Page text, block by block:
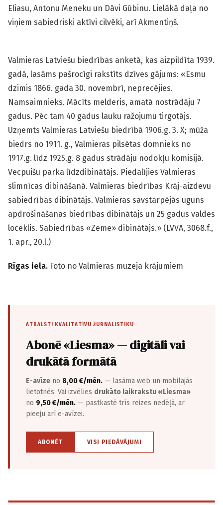
Eliasu, Antonu Meneku un Dāvi Gūbinu. Lielākā daļa no
viņiem sabiedriski aktīvi cilvēki, arī Akmentiņš.
Valmieras Latviešu biedrības anketā, kas aizpildīta 1939.
gadā, lasāms pašrocīgi rakstīts dzīves gājums: «Esmu
dzimis 1866. gada 30. novembrī, neprecējies.
Namsaimnieks. Mācīts melderis, amatā nostrādāju 7
gadus. Pēc tam 40 gadus lauku ražojumu tirgotājs.
Uzņemts Valmieras Latviešu biedrībā 1906.g. 3. X; mūža
biedrs no 1911. g., Valmieras pilsētas domnieks no
1917.g. līdz 1925.g. 8 gadus strādāju nodokļu komisijā.
Vecpuišu parka līdzdibinātājs. Piedalījies Valmieras
slimnīcas dibināšanā. Valmieras biedrības Krāj-aizdevu
sabiedrības dibinātājs. Valmieras savstarpējās uguns
apdrošināšanas biedrības dibinātājs un 25 gadus valdes
loceklis. Sabiedrības «Zeme» dibinātājs.» (LVVA, 3068.f.,
1. apr., 20.l.)
Rīgas iela. Foto no Valmieras muzeja krājumiem
ATBALSTI KVALITATĪVU ŽURNĀLISTIKU
Abonē «Liesma» — digitāli vai
drukātā formātā
E-avīze no 8,00 €/mēn. — lasāma web un mobilajās
lietotnēs. Vai izvēlies drukāto laikrakstu «Liesma»
no 9,50 €/mēn. — pastkastē trīs reizes nedēļā, ar
pieeju arī e-avīzei.
ABONĒT VISI PIEDĀVĀJUMI